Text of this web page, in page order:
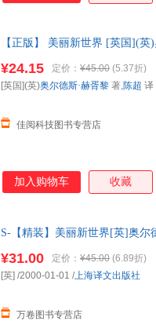
【正版】 美丽新世界 [英国](
¥24.15 定价： ¥45.00 (5.37折)
佳阅科技图书专营店
[英国](英)奥尔德斯·赫胥黎 著,陈超 译
加入购物车 收藏
S-【精装】美丽新世界[英]奥尔
¥31.00 定价： ¥45.00 (6.89折)
万卷图书专营店
[英] /2000-01-01 /上海译文出版社